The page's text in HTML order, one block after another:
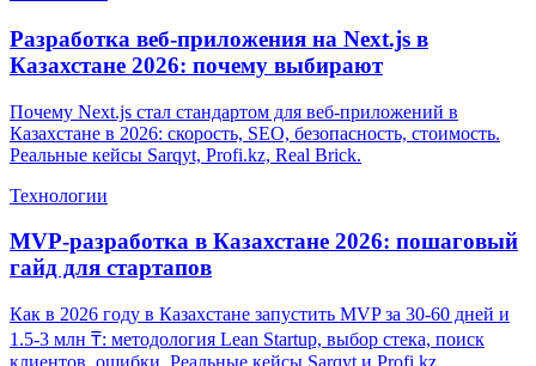
Разработка веб-приложения на Next.js в
Казахстане 2026: почему выбирают
Почему Next.js стал стандартом для веб-приложений в
Казахстане в 2026: скорость, SEO, безопасность, стоимость.
Реальные кейсы Sarqyt, Profi.kz, Real Brick.
Технологии
MVP-разработка в Казахстане 2026: пошаговый
гайд для стартапов
Как в 2026 году в Казахстане запустить MVP за 30-60 дней и
1.5-3 млн ₸: методология Lean Startup, выбор стека, поиск